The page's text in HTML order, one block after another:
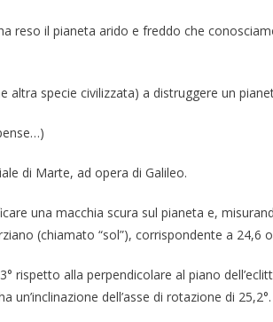
reso il pianeta arido e freddo che
specie civilizzata) a distruggere un
di Marte, ad opera di Galileo.
una macchia scura sul pianeta e,
(chiamato “sol”), corrispondente a 24,6
rispetto alla perpendicolare al piano
dell’asse di rotazione di 25,2°.